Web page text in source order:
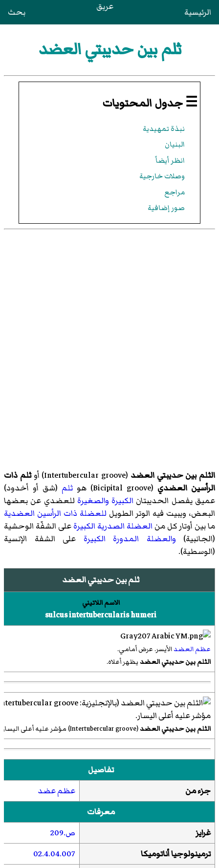
الرئيسية عريق بحث
ثلم بين حديبتي العضد
☰ جدول المحتويات
نبذة تمهيدية
البنيان
انظر أيضاً
وصلات خارجية
مراجع
صور إضافية
الثلم بين حديبتي العضد (
Intertubercular groove)‏ أوثلم ذات
الرأسين العضدي (
Bicipital groove)‏ هو ثلم (شق أو أخدود)
عميق يفصل الحديبتان الكبيرة والصغيرة للعضدي عن بعضها
البعض، ويبيت فيه الوتر الطويل للعضلة ذات الرأسين العضدية
ما بين أوتار كل من العضلة الصدرية الكبيرةعلى الشفّة الوحشية
(الجانبية) والعضلة المدورة الكبيرة على الشفة الإنسية
(الوسطية).
ثلم بين حديبتي العضد
الاسم اللاتيني
sulcus intertubercularis humeri
عظم العضدالأيسر. عرض أمامي.
الثلم بين حديبتي العضديظهر أعلاه.
الثلم بين حديبتي العضد(
Intertubercular groove)‏ مؤشر عليه أعلى اليسار.
تفاصيل
جزء من
عظم عضد
معرفات
غرايز
ص.209
ترمينولوجيا أناتوميكا
02.4.04.007